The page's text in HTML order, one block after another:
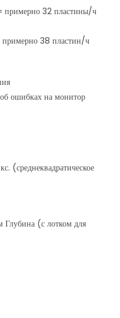
32 пластины/ч
38 пластин/ч
ошибках на монитор
(среднеквадратическое
(с лотком для